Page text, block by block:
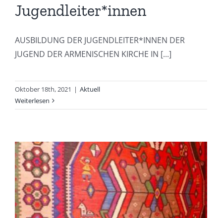
Jugendleiter*innen
AUSBILDUNG DER JUGENDLEITER*INNEN DER
JUGEND DER ARMENISCHEN KIRCHE IN [...]
Oktober 18th, 2021 | Aktuell
Weiterlesen